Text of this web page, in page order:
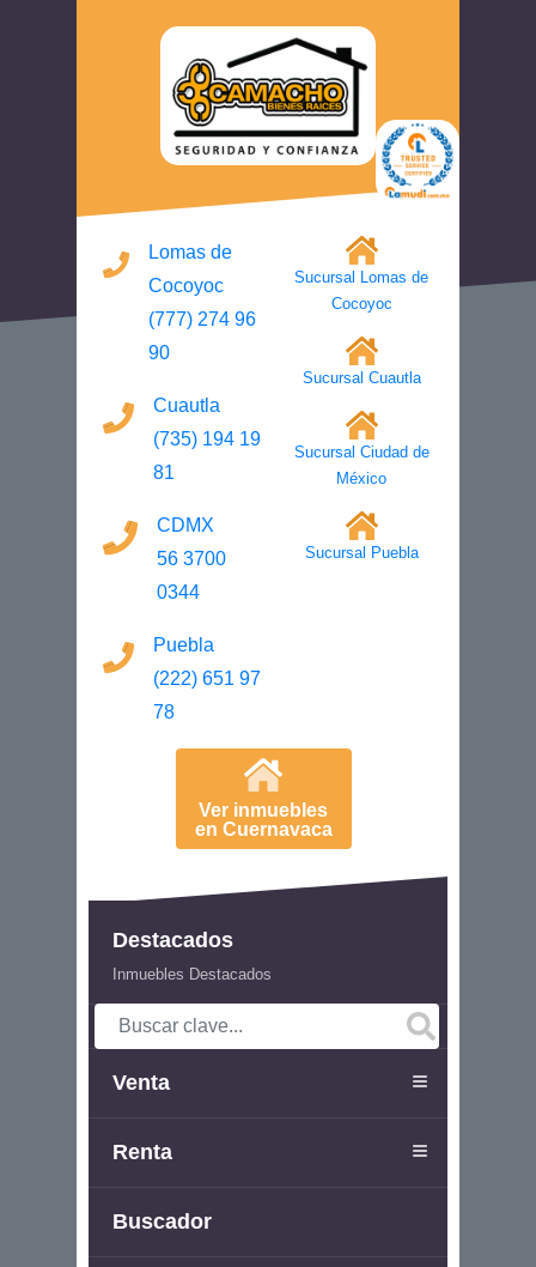
Lomas de
Cocoyoc
(777) 274 96
90
Cuautla
(735) 194 19
81
CDMX
56 3700
0344
Puebla
(222) 651 97
78
Sucursal Lomas de
Cocoyoc
Sucursal Cuautla
Sucursal Ciudad de
México
Sucursal Puebla
Ver inmuebles
en Cuernavaca
Destacados
Inmuebles Destacados
Venta
Renta
Buscador